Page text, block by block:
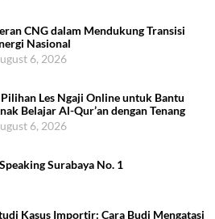
CNG dalam Mendukung Transisi
Nasional
6, 2026
Les Ngaji Online untuk Bantu
Belajar Al-Qur’an dengan Tenang
6, 2026
Surabaya No. 1
Kasus Importir: Cara Budi Mengatasi